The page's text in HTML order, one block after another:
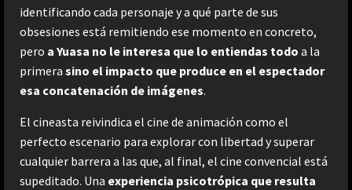
identificando cada personaje y a qué parte de sus
obsesiones está remitiendo ese momento en concreto,
pero a Yuasa no le interesa que lo entiendas todo a la
primera sino el impacto que produce en el espectador
esa concatenación de imágenes.
El cineasta reivindica el cine de animación como el
perfecto escenario para explorar con libertad y superar
cualquier barrera a las que, al final, el cine convencial está
supeditado. Una experiencia psicotrópica que resulta